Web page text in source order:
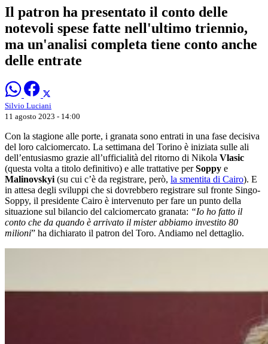
Il patron ha presentato il conto delle
notevoli spese fatte nell'ultimo triennio,
ma un'analisi completa tiene conto anche
delle entrate
Silvio Luciani
11 agosto 2023 - 14:00
Con la stagione alle porte, i granata sono entrati in una fase decisiva
del loro calciomercato. La settimana del Torino è iniziata sulle ali
dell’entusiasmo grazie all’ufficialità del ritorno di Nikola Vlasic
(questa volta a titolo definitivo) e alle trattative perSoppy e
Malinovskyi (su cui c’è da registrare, però, la smentita di Cairo). E
in attesa degli sviluppi che si dovrebbero registrare sul fronte Singo-
Soppy, il presidente Cairo è intervenuto per fare un punto della
situazione sul bilancio del calciomercato granata: “Io ho fatto il
conto che da quando è arrivato il mister abbiamo investito 80
milioni” ha dichiarato il patron del Toro. Andiamo nel dettaglio.